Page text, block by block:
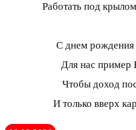
Работать под
С днем рождения
Для нас пример
Чтобы доход
И только вверх